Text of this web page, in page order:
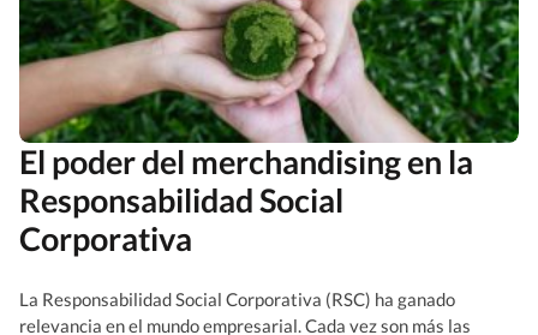
El poder del merchandising en la
Responsabilidad Social
Corporativa
La Responsabilidad Social Corporativa (RSC) ha ganado
relevancia en el mundo empresarial. Cada vez son más las